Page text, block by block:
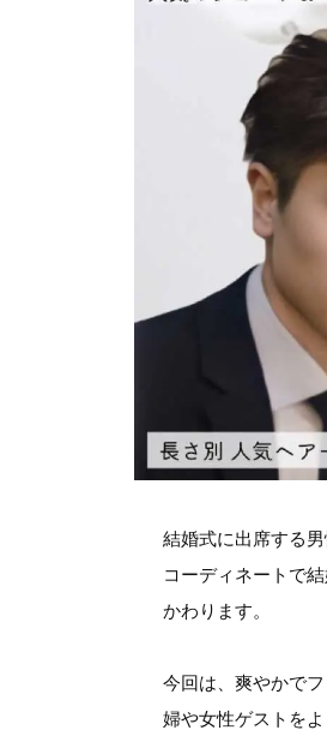
結婚式に出席する
コーディネートで
かわります。
今回は、爽やかで
婦や女性ゲストを